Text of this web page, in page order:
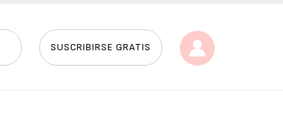
SUSCRIBIRSE GRATIS